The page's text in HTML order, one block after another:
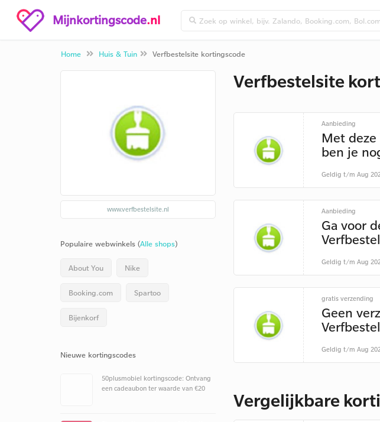
Mijnkortingscode.nl
Home Huis & Tuin Verfbestelsite kortingscode
Verfbestelsite
Aanbieding
Met
ben je
Geldig t/m Aug
Aanbieding
Ga voor
Geldig t/m Aug
gratis verzending
Geen
Geldig t/m Aug
Vergelijkbare
www.verfbestelsite.nl
Populaire webwinkels (Alle shops)
About You Nike
Booking.com Spartoo
Bijenkorf
Nieuwe kortingscodes
50plusmobiel kortingscode: Ontvang
een cadeaubon ter waarde van €20